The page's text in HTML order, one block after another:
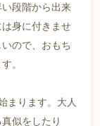
段階から出来
身に付きませ
ので、おもち
。
まります。大人
似をしたり